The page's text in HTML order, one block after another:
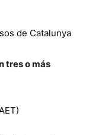
de Catalunya
tres o más